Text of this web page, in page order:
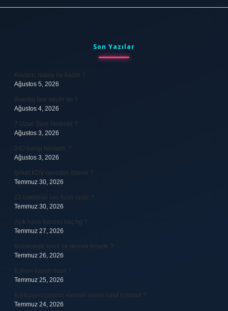
Son Yazılar
Kovacic maaşı ne kadar ?
Ağustos 5, 2026
Avantaj faul sayılır mı ?
Ağustos 4, 2026
7 Uzun Sure Nelerdir ?
Ağustos 3, 2026
340 hangi hesaptır ?
Ağustos 3, 2026
Şirket KDV nereden ödenir ?
Temmuz 30, 2026
23 baklavalı sac fiyatı nedir ?
Temmuz 30, 2026
Açık hava basıncı kaç hg ?
Temmuz 27, 2026
Kozmolojik kanıt ne demek felsefe ?
Temmuz 26, 2026
Kallavi kavun nasıl ?
Temmuz 25, 2026
Kartezyen çarpımı eleman sayısı nasıl bulunur ?
Temmuz 24, 2026